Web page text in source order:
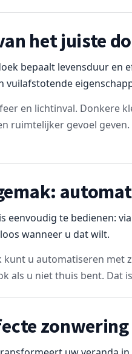
het juiste
bepaalt levensduur en
vuilafstotende
en lichtinval. Donkere
ruimtelijker gevoel
eenvoudig te bedienen:
wanneer u dat wilt.
u automatiseren met
als u niet thuis bent. Dat